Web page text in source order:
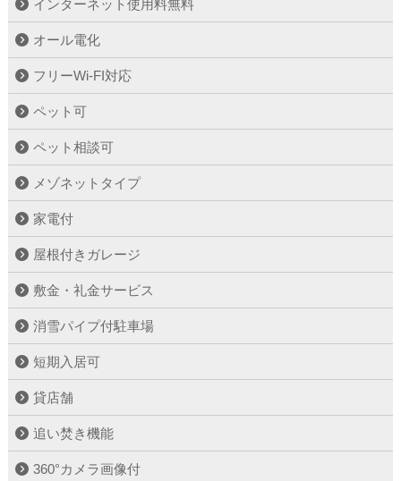
インターネット使用料無料
オール電化
フリーWi-FI対応
ペット可
ペット相談可
メゾネットタイプ
家電付
屋根付きガレージ
敷金・礼金サービス
消雪パイプ付駐車場
短期入居可
貸店舗
追い焚き機能
360°カメラ画像付